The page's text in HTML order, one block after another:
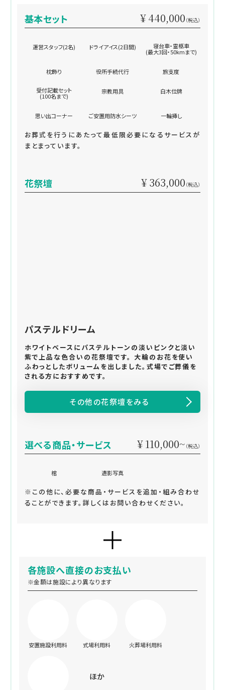
基本セット ¥ 440,000 （税込）
運営スタッフ(2名) ドライアイス(2日間) 寝台車・霊柩車
(最大3回・50kmまで)
枕飾り 役所手続代行 旅支度
受付記載セット
(100名まで)
宗教用具 白木位牌
思い出コーナー ご安置用防水シーツ 一輪挿し
お葬式を行うにあたって最低限必要になるサービスが
まとまっています。
花祭壇 ¥ 363,000 （税込）
パステルドリーム
ホワイトベースにパステルトーンの淡いピンクと淡い
紫で上品な色合いの花祭壇です。 大輪のお花を使い
ふわっとしたボリュームを出しました。式場でご葬儀を
される方におすすめです。
その他の花祭壇をみる
選べる商品・サービス ¥ 110,000~ （税込）
棺 遺影写真
※この他に、必要な商品・サービスを追加・組み合わせ
ることができます。詳しくはお問い合わせください。
各施設へ直接のお支払い
※金額は施設により異なります
安置施設利用料 式場利用料 火葬場利用料
ほか